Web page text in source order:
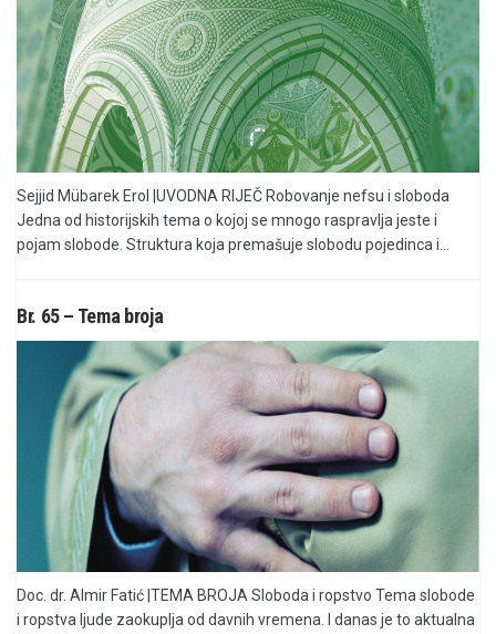
Sejjid Mübarek Erol |UVODNA RIJEČ Robovanje nefsu i sloboda
Jedna od historijskih tema o kojoj se mnogo raspravlja jeste i
pojam slobode. Struktura koja premašuje slobodu pojedinca i...
Br. 65 – Tema broja
Doc. dr. Almir Fatić |TEMA BROJA Sloboda i ropstvo Tema slobode
i ropstva ljude zaokuplja od davnih vremena. I danas je to aktualna